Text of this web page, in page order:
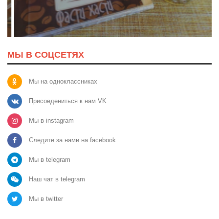
МЫ В СОЦСЕТЯХ
Мы на одноклассниках
Присоедениться к нам VK
Мы в instagram
Следите за нами на facebook
Мы в telegram
Наш чат в telegram
Мы в twitter